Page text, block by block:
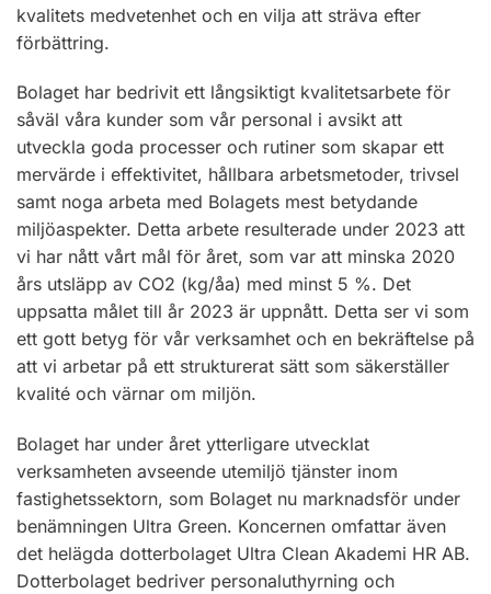
kvalitets medvetenhet och en vilja att sträva efter
förbättring.
Bolaget har bedrivit ett långsiktigt kvalitetsarbete för
såväl våra kunder som vår personal i avsikt att
utveckla goda processer och rutiner som skapar ett
mervärde i effektivitet, hållbara arbetsmetoder, trivsel
samt noga arbeta med Bolagets mest betydande
miljöaspekter. Detta arbete resulterade under 2023 att
vi har nått vårt mål för året, som var att minska 2020
års utsläpp av CO2 (kg/åa) med minst 5 %. Det
uppsatta målet till år 2023 är uppnått. Detta ser vi som
ett gott betyg för vår verksamhet och en bekräftelse på
att vi arbetar på ett strukturerat sätt som säkerställer
kvalité och värnar om miljön.
Bolaget har under året ytterligare utvecklat
verksamheten avseende utemiljö tjänster inom
fastighetssektorn, som Bolaget nu marknadsför under
benämningen Ultra Green. Koncernen omfattar även
det helägda dotterbolaget Ultra Clean Akademi HR AB.
Dotterbolaget bedriver personaluthyrning och